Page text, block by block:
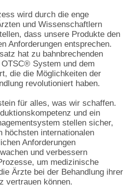
wird durch die enge
und Wissenschaftlern
dass unsere Produkte den
Anforderungen entsprechen.
hat zu bahnbrechenden
System und dem
die die Möglichkeiten der
revolutioniert haben.
für alles, was wir schaffen.
und ein
stellen sicher,
höchsten internationalen
Anforderungen
und verbessern
um medizinische
Ärzte bei der Behandlung ihrer
vertrauen können.